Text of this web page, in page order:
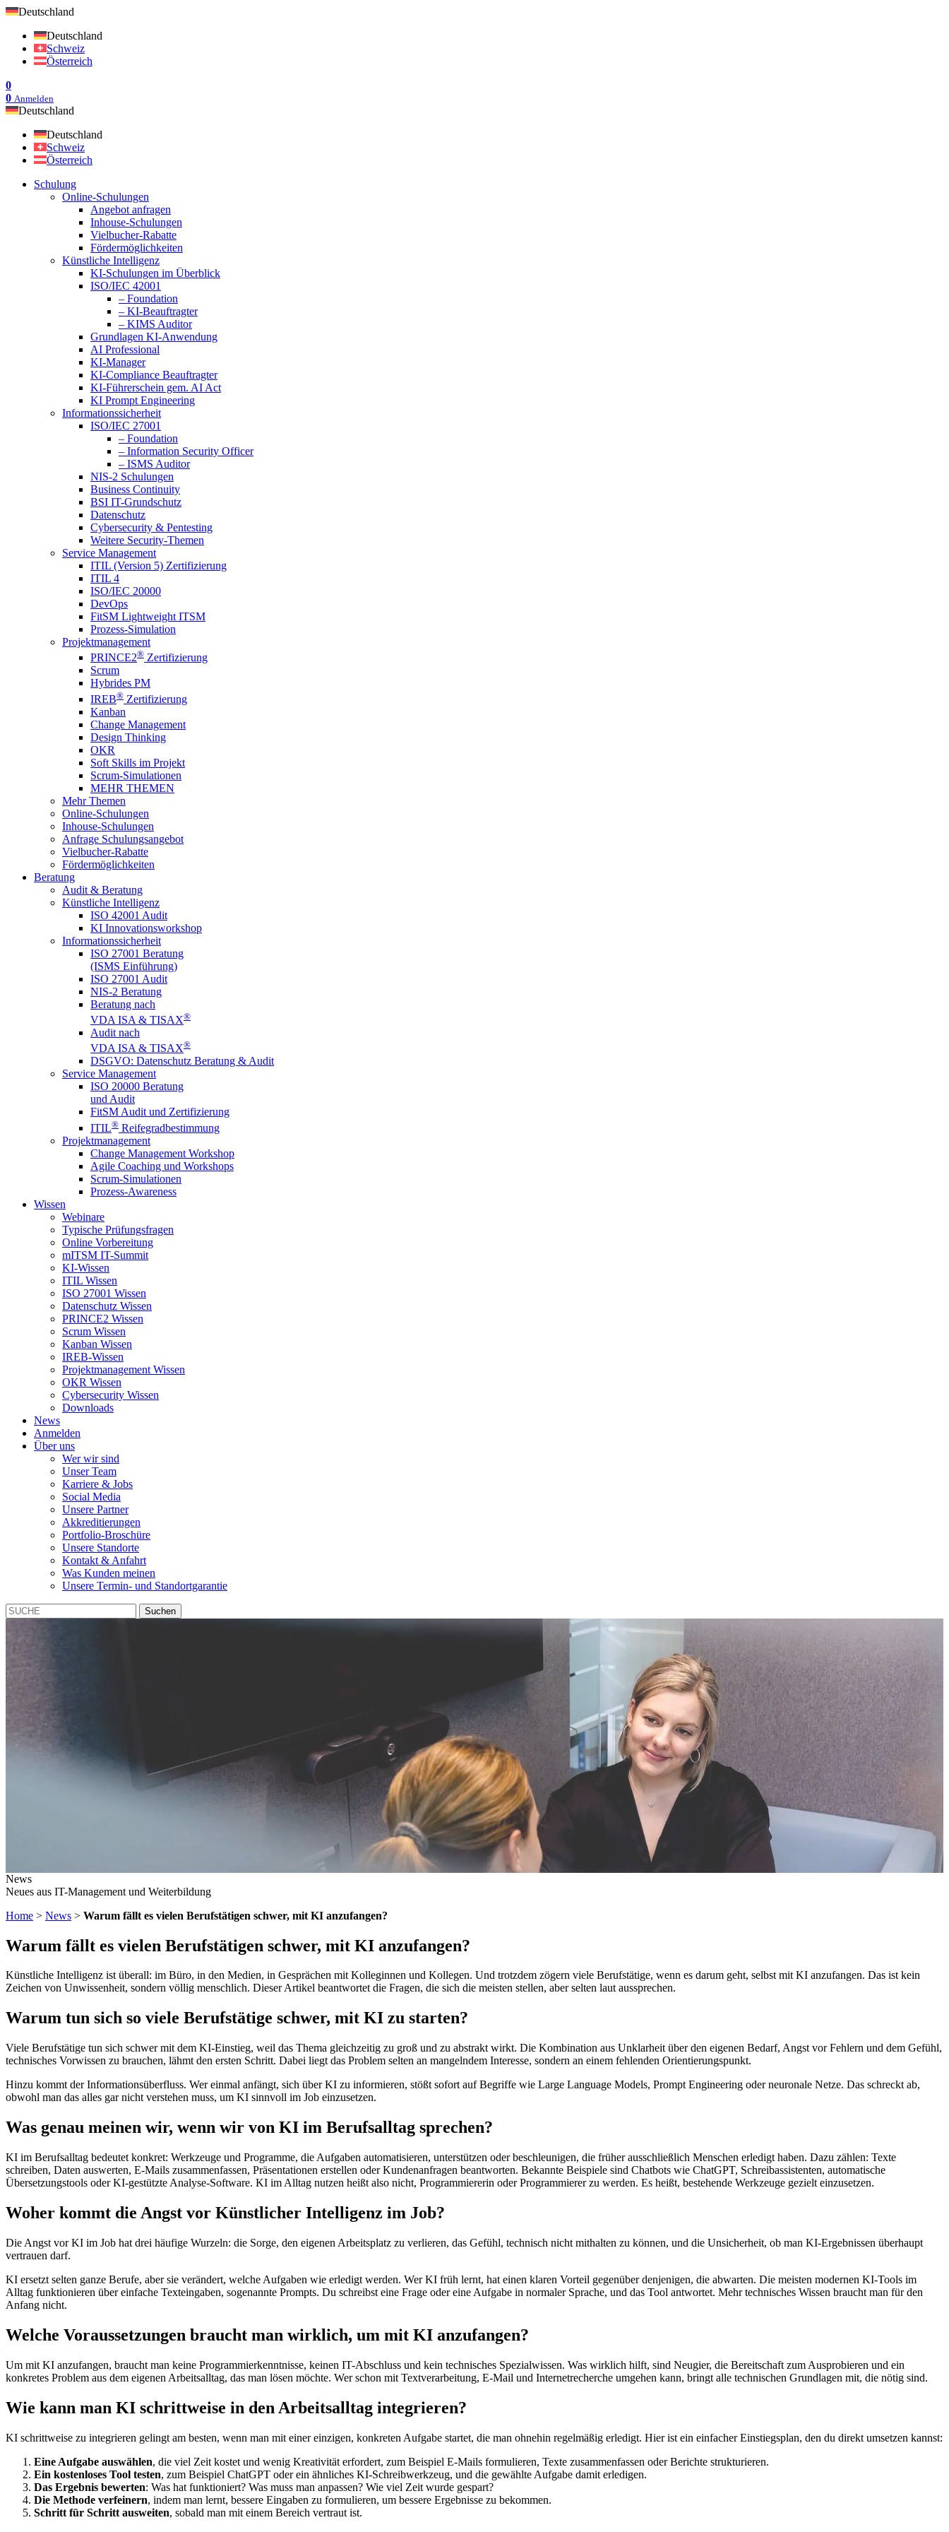
Deutschland
Deutschland
Schweiz
Österreich
0
0 Anmelden
Deutschland
Deutschland
Schweiz
Österreich
Schulung
Online-Schulungen
Angebot anfragen
Inhouse-Schulungen
Vielbucher-Rabatte
Fördermöglichkeiten
Künstliche Intelligenz
KI-Schulungen im Überblick
ISO/IEC 42001
– Foundation
– KI-Beauftragter
– KIMS Auditor
Grundlagen KI-Anwendung
AI Professional
KI-Manager
KI-Compliance Beauftragter
KI-Führerschein gem. AI Act
KI Prompt Engineering
Informationssicherheit
ISO/IEC 27001
– Foundation
– Information Security Officer
– ISMS Auditor
NIS-2 Schulungen
Business Continuity
BSI IT-Grundschutz
Datenschutz
Cybersecurity & Pentesting
Weitere Security-Themen
Service Management
ITIL (Version 5) Zertifizierung
ITIL 4
ISO/IEC 20000
DevOps
FitSM Lightweight ITSM
Prozess-Simulation
Projektmanagement
PRINCE2® Zertifizierung
Scrum
Hybrides PM
IREB® Zertifizierung
Kanban
Change Management
Design Thinking
OKR
Soft Skills im Projekt
Scrum-Simulationen
MEHR THEMEN
Mehr Themen
Online-Schulungen
Inhouse-Schulungen
Anfrage Schulungsangebot
Vielbucher-Rabatte
Fördermöglichkeiten
Beratung
Audit & Beratung
Künstliche Intelligenz
ISO 42001 Audit
KI Innovationsworkshop
Informationssicherheit
ISO 27001 Beratung
(ISMS Einführung)
ISO 27001 Audit
NIS-2 Beratung
Beratung nach
VDA ISA & TISAX®
Audit nach
VDA ISA & TISAX®
DSGVO: Datenschutz Beratung & Audit
Service Management
ISO 20000 Beratung
und Audit
FitSM Audit und Zertifizierung
ITIL® Reifegradbestimmung
Projektmanagement
Change Management Workshop
Agile Coaching und Workshops
Scrum-Simulationen
Prozess-Awareness
Wissen
Webinare
Typische Prüfungsfragen
Online Vorbereitung
mITSM IT-Summit
KI-Wissen
ITIL Wissen
ISO 27001 Wissen
Datenschutz Wissen
PRINCE2 Wissen
Scrum Wissen
Kanban Wissen
IREB-Wissen
Projektmanagement Wissen
OKR Wissen
Cybersecurity Wissen
Downloads
News
Anmelden
Über uns
Wer wir sind
Unser Team
Karriere & Jobs
Social Media
Unsere Partner
Akkreditierungen
Portfolio-Broschüre
Unsere Standorte
Kontakt & Anfahrt
Was Kunden meinen
Unsere Termin- und Standortgarantie
Suchen
News
Neues aus IT-Management und Weiterbildung
Home > News > Warum fällt es vielen Berufstätigen schwer, mit KI anzufangen?
Warum fällt es vielen Berufstätigen schwer, mit KI anzufangen?
Künstliche Intelligenz ist überall: im Büro, in den Medien, in Gesprächen mit Kolleginnen und Kollegen. Und trotzdem zögern viele Berufstätige, wenn es darum geht, selbst mit KI anzufangen. Das ist kein
Zeichen von Unwissenheit, sondern völlig menschlich. Dieser Artikel beantwortet die Fragen, die sich die meisten stellen, aber selten laut aussprechen.
Warum tun sich so viele Berufstätige schwer, mit KI zu starten?
Viele Berufstätige tun sich schwer mit dem KI-Einstieg, weil das Thema gleichzeitig zu groß und zu abstrakt wirkt. Die Kombination aus Unklarheit über den eigenen Bedarf, Angst vor Fehlern und dem Gefühl,
technisches Vorwissen zu brauchen, lähmt den ersten Schritt. Dabei liegt das Problem selten an mangelndem Interesse, sondern an einem fehlenden Orientierungspunkt.
Hinzu kommt der Informationsüberfluss. Wer einmal anfängt, sich über KI zu informieren, stößt sofort auf Begriffe wie Large Language Models, Prompt Engineering oder neuronale Netze. Das schreckt ab,
obwohl man das alles gar nicht verstehen muss, um KI sinnvoll im Job einzusetzen.
Was genau meinen wir, wenn wir von KI im Berufsalltag sprechen?
KI im Berufsalltag bedeutet konkret: Werkzeuge und Programme, die Aufgaben automatisieren, unterstützen oder beschleunigen, die früher ausschließlich Menschen erledigt haben. Dazu zählen: Texte
schreiben, Daten auswerten, E-Mails zusammenfassen, Präsentationen erstellen oder Kundenanfragen beantworten. Bekannte Beispiele sind Chatbots wie ChatGPT, Schreibassistenten, automatische
Übersetzungstools oder KI-gestützte Analyse-Software. KI im Alltag nutzen heißt also nicht, Programmiererin oder Programmierer zu werden. Es heißt, bestehende Werkzeuge gezielt einzusetzen.
Woher kommt die Angst vor Künstlicher Intelligenz im Job?
Die Angst vor KI im Job hat drei häufige Wurzeln: die Sorge, den eigenen Arbeitsplatz zu verlieren, das Gefühl, technisch nicht mithalten zu können, und die Unsicherheit, ob man KI-Ergebnissen überhaupt
vertrauen darf.
KI ersetzt selten ganze Berufe, aber sie verändert, welche Aufgaben wie erledigt werden. Wer KI früh lernt, hat einen klaren Vorteil gegenüber denjenigen, die abwarten. Die meisten modernen KI-Tools im
Alltag funktionieren über einfache Texteingaben, sogenannte Prompts. Du schreibst eine Frage oder eine Aufgabe in normaler Sprache, und das Tool antwortet. Mehr technisches Wissen braucht man für den
Anfang nicht.
Welche Voraussetzungen braucht man wirklich, um mit KI anzufangen?
Um mit KI anzufangen, braucht man keine Programmierkenntnisse, keinen IT-Abschluss und kein technisches Spezialwissen. Was wirklich hilft, sind Neugier, die Bereitschaft zum Ausprobieren und ein
konkretes Problem aus dem eigenen Arbeitsalltag, das man lösen möchte. Wer schon mit Textverarbeitung, E-Mail und Internetrecherche umgehen kann, bringt alle technischen Grundlagen mit, die nötig sind.
Wie kann man KI schrittweise in den Arbeitsalltag integrieren?
KI schrittweise zu integrieren gelingt am besten, wenn man mit einer einzigen, konkreten Aufgabe startet, die man ohnehin regelmäßig erledigt. Hier ist ein einfacher Einstiegsplan, den du direkt umsetzen kannst:
Eine Aufgabe auswählen, die viel Zeit kostet und wenig Kreativität erfordert, zum Beispiel E-Mails formulieren, Texte zusammenfassen oder Berichte strukturieren.
Ein kostenloses Tool testen, zum Beispiel ChatGPT oder ein ähnliches KI-Schreibwerkzeug, und die gewählte Aufgabe damit erledigen.
Das Ergebnis bewerten: Was hat funktioniert? Was muss man anpassen? Wie viel Zeit wurde gespart?
Die Methode verfeinern, indem man lernt, bessere Eingaben zu formulieren, um bessere Ergebnisse zu bekommen.
Schritt für Schritt ausweiten, sobald man mit einem Bereich vertraut ist.